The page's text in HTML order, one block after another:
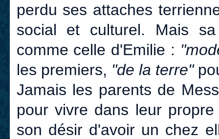
perdu ses attaches
social et culturel. Mais
comme celle d'Emilie :
les premiers, "de la terre"
Jamais les parents de
pour vivre dans leur
son désir d'avoir un chez